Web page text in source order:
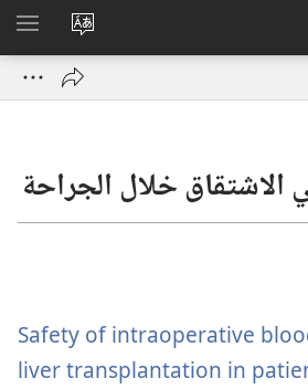
تغيير
لغة
الموقع
الاشتقاق خلال الجراحة
Safety of intraoperative
liver transplantation in